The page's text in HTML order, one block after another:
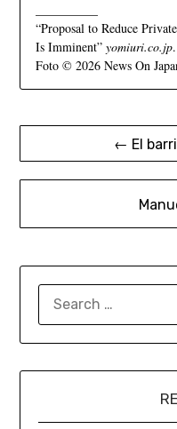
“Proposal to Reduce
Is Imminent” yomiuri.co.jp
Foto © 2026 News On
← El